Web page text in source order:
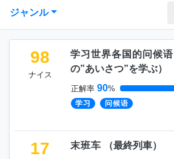
ジャンル
98
ナイス
学习世界各国的问候语
の”あいさつ”を学ぶ）
正解率 90%
学习 问候语
17 末班车 （最終列車）